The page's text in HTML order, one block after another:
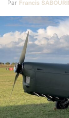
Par Francis